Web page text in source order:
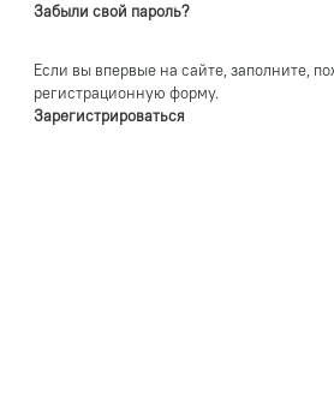
Забыли свой пароль?
Если вы впервые на сайте, заполните,
регистрационную форму.
Зарегистрироваться